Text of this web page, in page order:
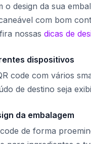
o design da sua
com bom
nossas dicas de
dispositivos
code com vários
de destino seja
da embalagem
de forma